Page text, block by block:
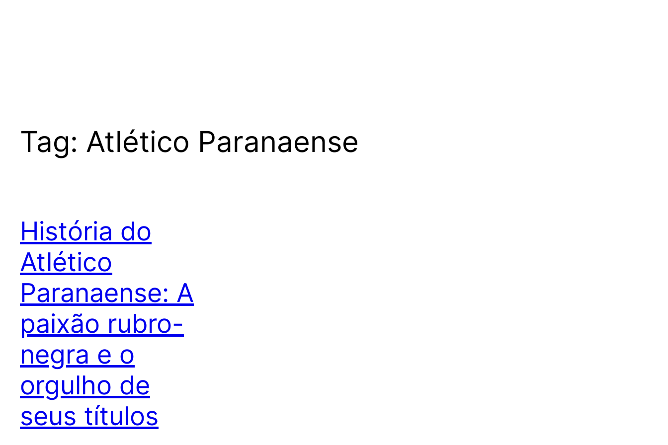
Tag: Atlético Paranaense
História do
Atlético
Paranaense: A
paixão rubro-
negra e o
orgulho de
seus títulos